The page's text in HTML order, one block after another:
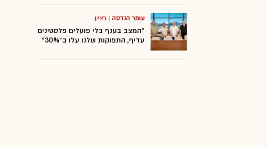
עומר הנדסה | ראיון
"המצב בענף בלי פועלים פלסטינים
עדיף, התפוקות שלנו עלו ב־30%"